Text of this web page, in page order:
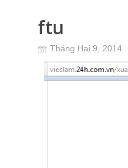
ftu
Tháng Hai 9, 2014